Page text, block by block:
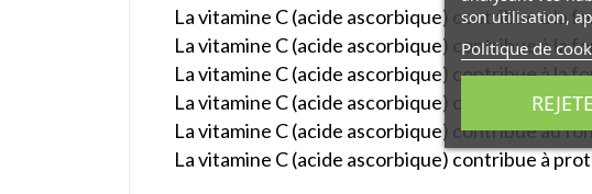
La vitamine C (acide ascorbique) contribue à la
La vitamine C (acide ascorbique) contribue à la
La vitamine C (acide ascorbique) contribue à la
La vitamine C (acide ascorbique) contribue à un
La vitamine C (acide ascorbique) contribue au
La vitamine C (acide ascorbique) contribue à
son utilisation,
Politique de